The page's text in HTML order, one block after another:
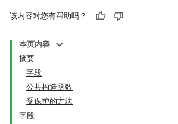
该内容对您有帮助吗？
本页内容
摘要
字段
公共构造函数
受保护的方法
字段